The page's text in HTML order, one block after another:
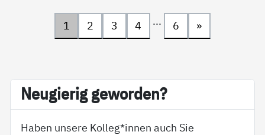
1 2 3 4 ... 6 »
Neu­gie­rig ge­wor­den?
Haben unsere Kolleg*innen auch Sie